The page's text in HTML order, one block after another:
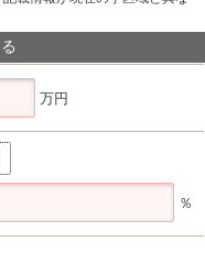
万円
％